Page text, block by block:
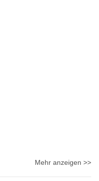
Mehr anzeigen >>